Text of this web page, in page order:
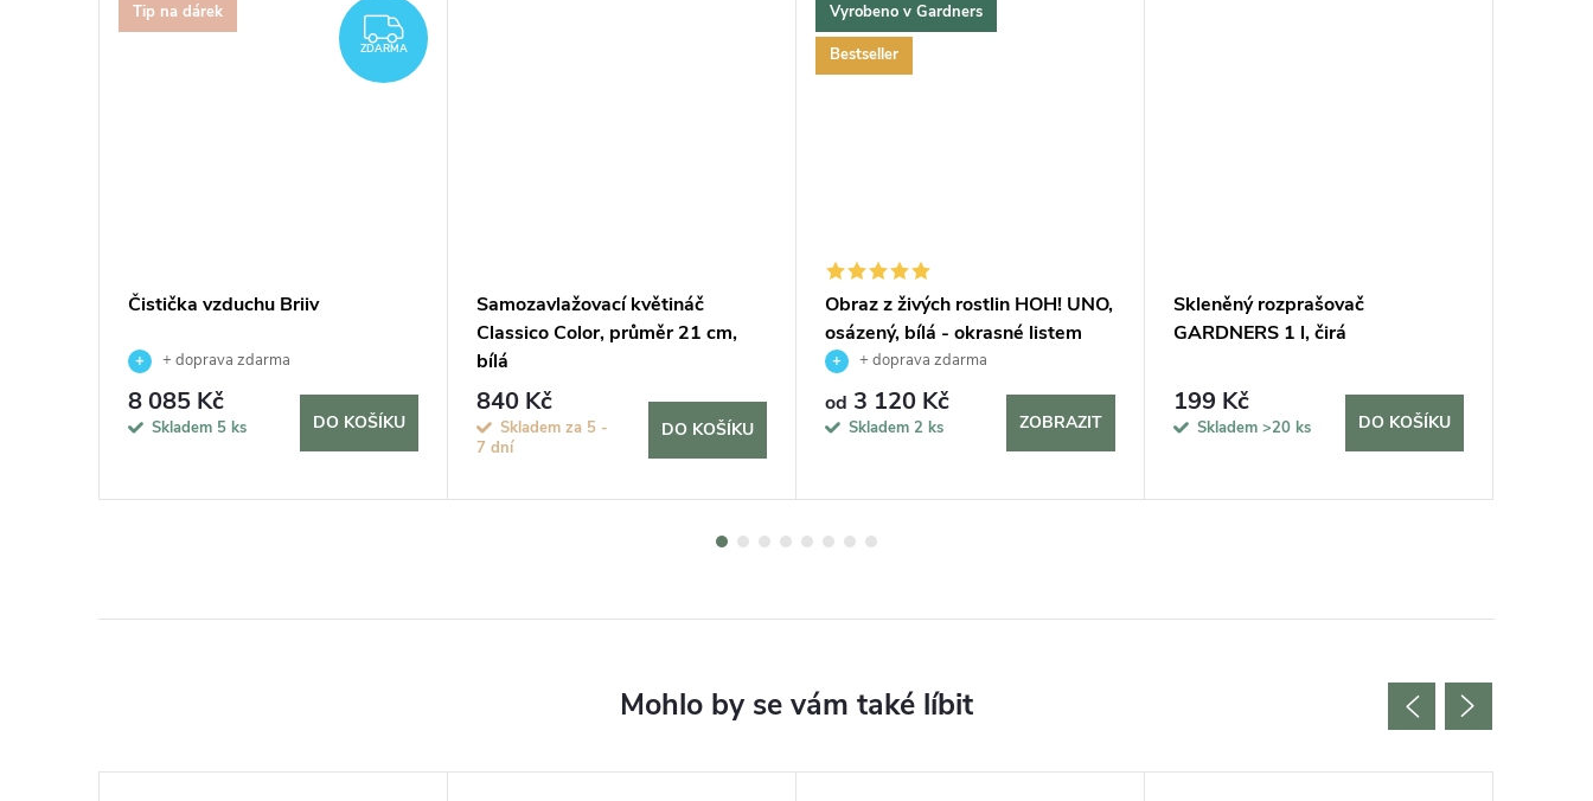
Tip na dárek
ZDARMA
ZDARMA
Čistička vzduchu Briiv
+ doprava zdarma
8 085 Kč
Skladem 5 ks DO KOŠÍKU
Samozavlažovací květináč
Classico Color, průměr 21 cm,
bílá
840 Kč
Skladem za 5 -
7 dní
DO KOŠÍKU
Vyrobeno v Gardners
Bestseller
Obraz z živých rostlin HOH! UNO,
osázený, bílá - okrasné listem
+ doprava zdarma
od 3 120 Kč
Skladem 2 ks ZOBRAZIT
Skleněný rozprašovač
GARDNERS 1 l, čirá
199 Kč
Skladem >20 ks DO KOŠÍKU